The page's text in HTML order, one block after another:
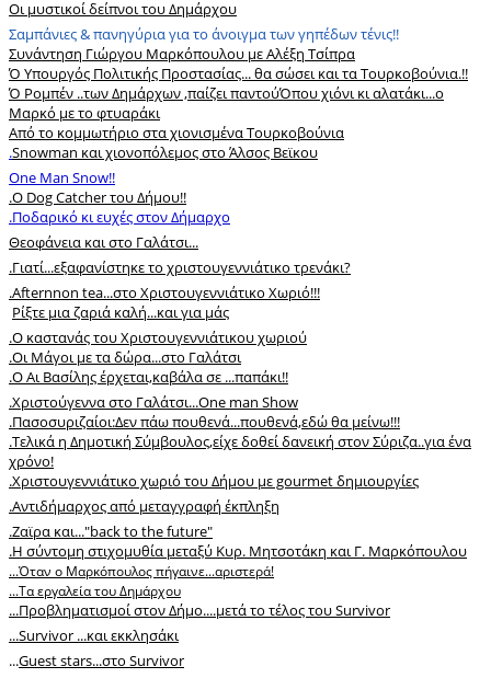
Οι μυστικοί δείπνοι του Δημάρχου
Σαμπάνιες & πανηγύρια για το άνοιγμα των γηπέδων τένις!!
Συνάντηση Γιώργου Μαρκόπουλου με Αλέξη Τσίπρα
Ό Υπουργός Πολιτικής Προστασίας... θα σώσει και τα Τουρκοβούνια.!!
Ό Ρομπέν ..των Δημάρχων ,παίζει παντούΌπου χιόνι κι αλατάκι...ο
Μαρκό με το φτυαράκι
Από το κομμωτήριο στα χιονισμένα Τουρκοβούνια
.Snowman και χιονοπόλεμος στο Άλσος Βεϊκου
One Man Snow!!
.Ο Dog Catcher του Δήμου!!
.Ποδαρικό κι ευχές στον Δήμαρχο
Θεοφάνεια και στο Γαλάτσι...
.Γιατί...εξαφανίστηκε το χριστουγεννιάτικο τρενάκι?
.Afternnon tea...στο Χριστουγεννιάτικο Χωριό!!!
Ρίξτε μια ζαριά καλή...και για μάς
.Ο καστανάς του Χριστουγεννιάτικου χωριού
.Οι Μάγοι με τα δώρα...στο Γαλάτσι
.O Αι Βασίλης έρχεται,καβάλα σε ...παπάκι!!
.Xριστούγεννα στο Γαλάτσι...Οne man Show
.Πασοσυριζαίοι:Δεν πάω πουθενά...πουθενά,εδώ θα μείνω!!!
.Τελικά η Δημοτική Σύμβουλος,είχε δοθεί δανεική στον Σύριζα..για ένα
χρόνο!
.Χριστουγεννιάτικο χωριό του Δήμου με gourmet δημιουργίες
.Αντιδήμαρχος από μεταγγραφή έκπληξη
.Zαϊρα και..."back to the future"
.Η σύντομη στιχομυθία μεταξύ Κυρ. Μητσοτάκη και Γ. Μαρκόπουλου
...Όταν ο Μαρκόπουλος πήγαινε...αριστερά!
...Τα εργαλεία του Δημάρχου
...Προβληματισμοί στον Δήμο....μετά το τέλος του Survivor
...Survivor ...και εκκλησάκι
...Guest stars...στο Survivor